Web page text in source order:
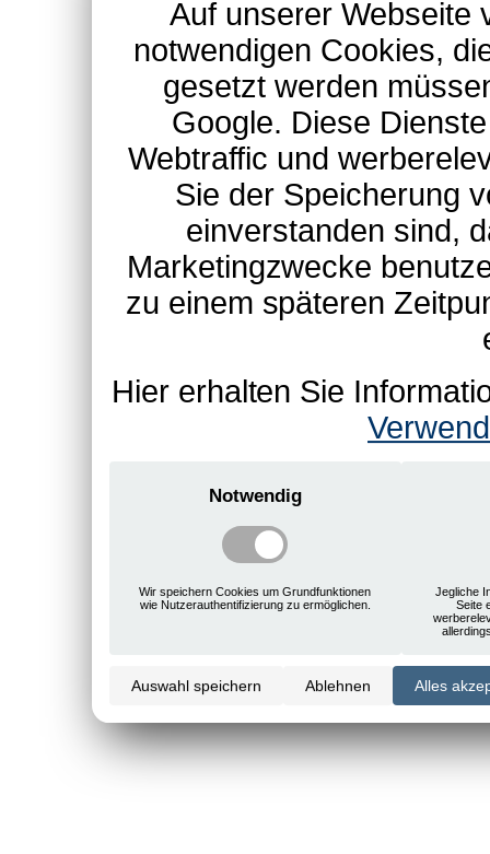
Auf unserer Webseite
notwendigen Cookies,
gesetzt werden
Google. Diese
Webtraffic und
Sie der Speicherung
einverstanden sind,
Marketingzwecke
zu einem späteren
Hier erhalten Sie
Notwendig
Wir speichern Cookies um Grundfunktionen
wie Nutzerauthentifizierung zu ermöglichen.
Jegliche
Seite
Auswahl speichern Ablehnen Alles